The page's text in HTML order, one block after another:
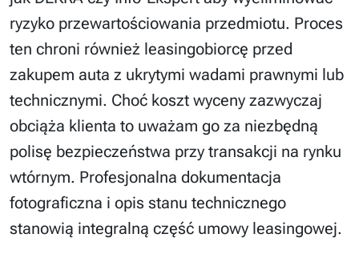
ryzyko przewartościowania przedmiotu. Proces
ten chroni również leasingobiorcę przed
zakupem auta z ukrytymi wadami prawnymi lub
technicznymi. Choć koszt wyceny zazwyczaj
obciąża klienta to uważam go za niezbędną
polisę bezpieczeństwa przy transakcji na rynku
wtórnym. Profesjonalna dokumentacja
fotograficzna i opis stanu technicznego
stanowią integralną część umowy leasingowej.